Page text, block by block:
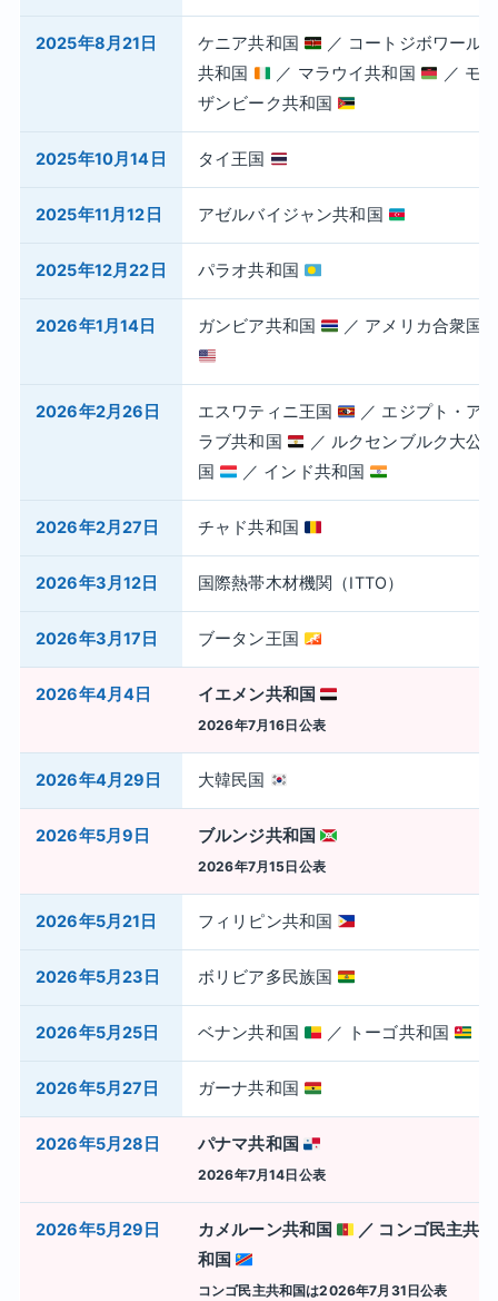
2025年8月21日 ケニア共和国
／ コートジボワール
共和国
／ マラウイ共和国
／ モ
ザンビーク共和国
2025年10月14日 タイ王国
2025年11月12日 アゼルバイジャン共和国
2025年12月22日 パラオ共和国
2026年1月14日 ガンビア共和国 ／ アメリカ合衆国
2026年2月26日 エスワティニ王国
／ エジプト・ア
ラブ共和国
／ ルクセンブルク大公
国
／ インド共和国
2026年2月27日 チャド共和国
2026年3月12日 国際熱帯木材機関（ITTO）
2026年3月17日 ブータン王国
2026年4月4日 イエメン共和国
2026年7月16日公表
2026年4月29日 大韓民国
2026年5月9日 ブルンジ共和国
2026年7月15日公表
2026年5月21日 フィリピン共和国
2026年5月23日 ボリビア多民族国
2026年5月25日 ベナン共和国 ／ トーゴ共和国
2026年5月27日 ガーナ共和国
2026年5月28日 パナマ共和国
2026年7月14日公表
2026年5月29日 カメルーン共和国
／ コンゴ民主共
和国
コンゴ民主共和国は2026年7月31日公表